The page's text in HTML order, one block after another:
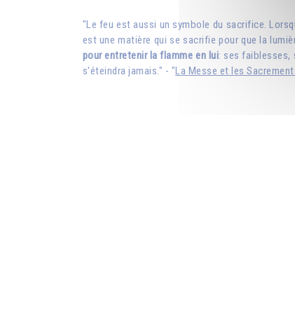
"Le feu est aussi un symbole du sacrifice.
est une matière qui se sacrifie pour que la
pour entretenir la flamme en lui: ses faiblesses,
s'éteindra jamais." - "La Messe et les